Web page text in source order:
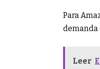
Para
demanda
Leer